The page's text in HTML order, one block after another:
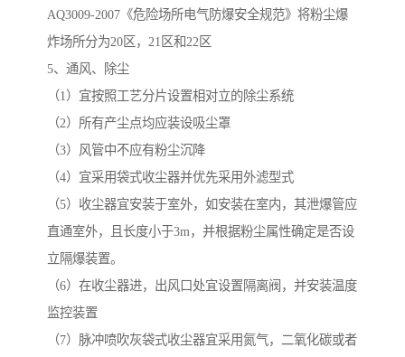
AQ3009-2007《危险场所电气防爆安全规范》将粉尘爆
炸场所分为20区，21区和22区
5、通风、除尘
（1）宜按照工艺分片设置相对立的除尘系统
（2）所有产尘点均应装设吸尘罩
（3）风管中不应有粉尘沉降
（4）宜采用袋式收尘器并优先采用外滤型式
（5）收尘器宜安装于室外，如安装在室内，其泄爆管应
直通室外，且长度小于3m，并根据粉尘属性确定是否设
立隔爆装置。
（6）在收尘器进，出风口处宜设置隔离阀，并安装温度
监控装置
（7）脉冲喷吹灰袋式收尘器宜采用氮气，二氧化碳或者